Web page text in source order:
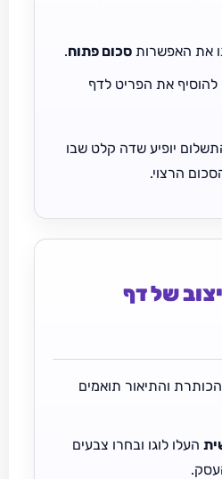
את האפשרות סכום פתוח.
להוסיף את הפריט לדף
יופיע שדה קלט שבו
הרצוי.
של דף
והתיאור תואמים
העלו לוגו ובחרו צבעים